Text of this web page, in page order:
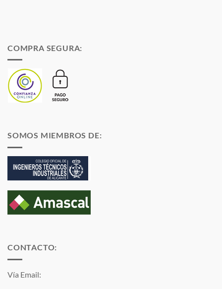
COMPRA SEGURA:
SOMOS MIEMBROS DE:
CONTACTO:
Vía Email: